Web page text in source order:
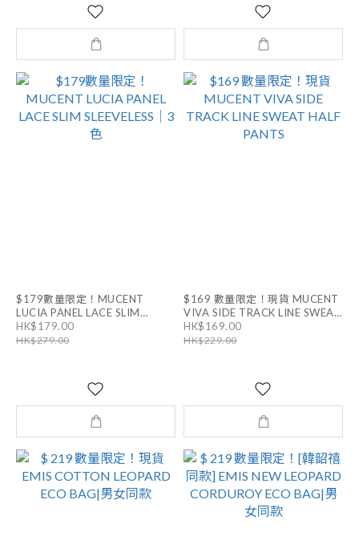
$179數量限定！MUCENT
LUCIA PANEL LACE SLIM
SLEEVELESS｜3色
HK$179.00
HK$279.00
$169 數量限定！現貨 MUCENT
VIVA SIDE TRACK LINE SWEAT
HALF PANTS
HK$169.00
HK$229.00